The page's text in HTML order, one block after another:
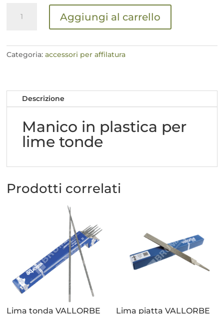
lime
Aggiungi al carrello
Categoria:accessori per affilatura
Descrizione
Manico in plastica per
lime tonde
Prodotti correlati
Lima tonda VALLORBE
Lima piatta VALLORBE